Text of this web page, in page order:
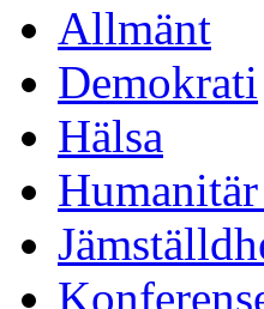
Allmänt
Demokrati
Hälsa